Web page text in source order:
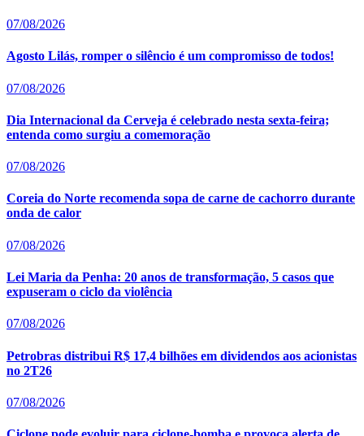
07/08/2026
Agosto Lilás, romper o silêncio é um compromisso de todos!
07/08/2026
Dia Internacional da Cerveja é celebrado nesta sexta-feira;
entenda como surgiu a comemoração
07/08/2026
Coreia do Norte recomenda sopa de carne de cachorro durante
onda de calor
07/08/2026
Lei Maria da Penha: 20 anos de transformação, 5 casos que
expuseram o ciclo da violência
07/08/2026
Petrobras distribui R$ 17,4 bilhões em dividendos aos acionistas
no 2T26
07/08/2026